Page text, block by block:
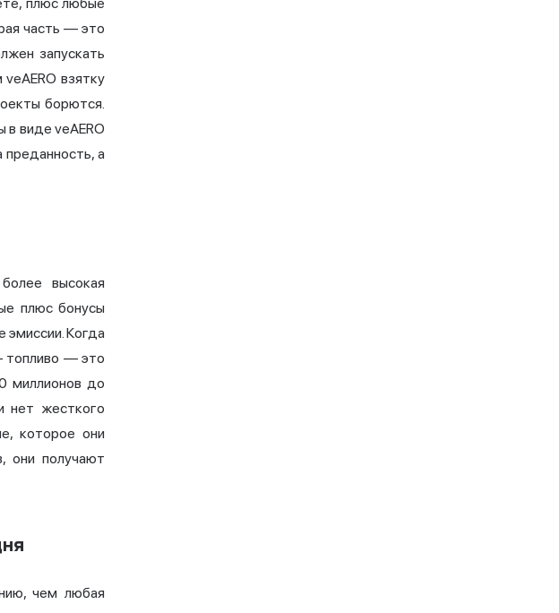
плюс любые
часть — это
запускать
взятку
борются.
в виде veAERO
а
высокая
плюс бонусы
эмиссии. Когда
топливо — это
миллионов до
нет жесткого
которое они
они получают
чем любая